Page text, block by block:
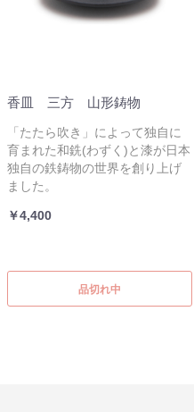
香皿 三方 山形鋳物
「たたら吹き」によって独自に
育まれた和銑(わずく)と漆が日本
独自の鉄鋳物の世界を創り上げ
ました。
￥4,400
品切れ中